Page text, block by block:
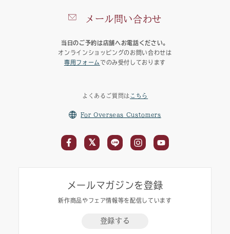
メール問い合わせ
当日のご予約は店舗へお電話ください。
オンラインショッピングのお問い合わせは
専用フォーム でのみ受付しております
よくあるご質問は こちら
For Overseas Customers
メールマガジンを登録
新作商品やフェア情報等を配信しています
登録する